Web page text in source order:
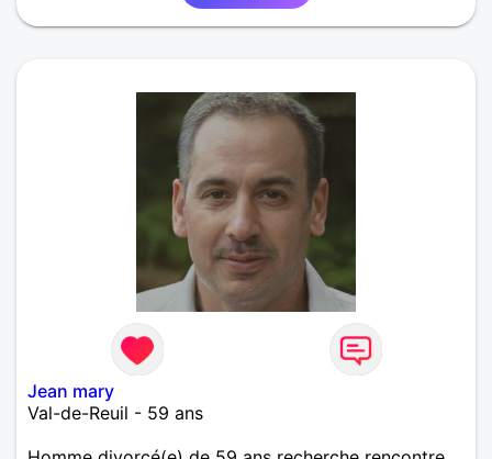
Jean mary
Val-de-Reuil - 59 ans